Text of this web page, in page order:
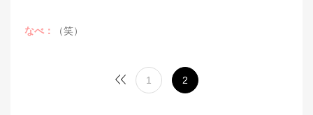
なべ： （笑）
1 2